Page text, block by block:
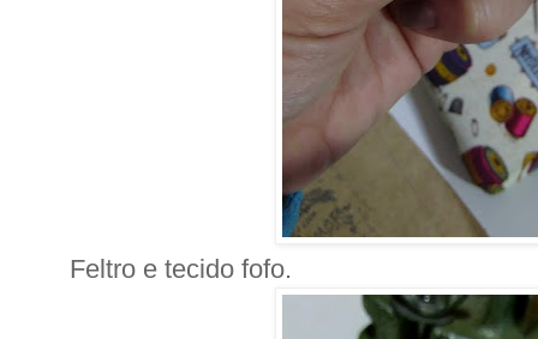
Feltro e tecido fofo.